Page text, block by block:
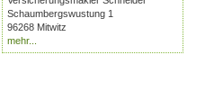
Schaumbergswustung 1
96268 Mitwitz
mehr...